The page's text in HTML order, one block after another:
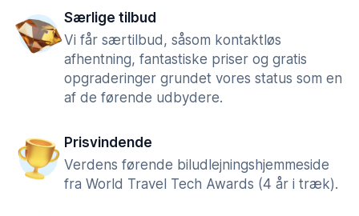
Særlige tilbud
Vi får særtilbud, såsom kontaktløs
afhentning, fantastiske priser og gratis
opgraderinger grundet vores status som en
af de førende udbydere.
Prisvindende
Verdens førende biludlejningshjemmeside
fra World Travel Tech Awards (4 år i træk).